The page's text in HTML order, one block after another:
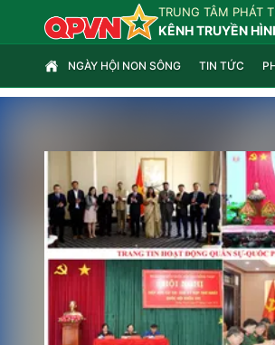
TRUNG TÂM PHÁT
KÊNH TRUYỀN
NGÀY HỘI NON SÔNG TIN TỨC